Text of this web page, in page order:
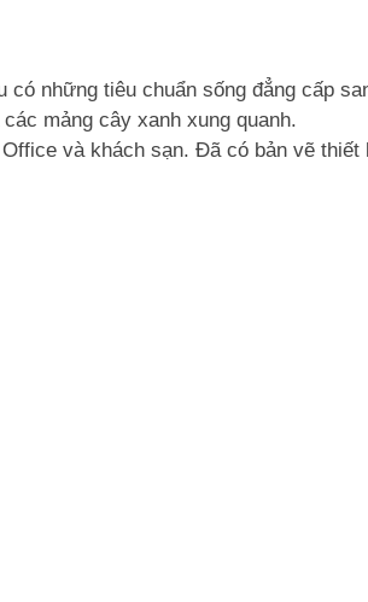
những tiêu chuẩn sống đẳng cấp
mảng cây xanh xung quanh.
và khách sạn. Đã có bản vẽ